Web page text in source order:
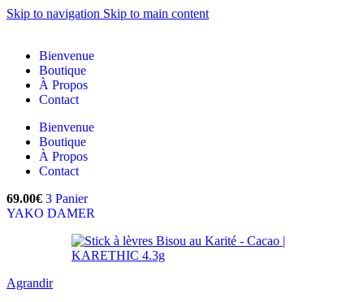
Skip to navigation Skip to main content
Bienvenue
Boutique
À Propos
Contact
Bienvenue
Boutique
À Propos
Contact
69.00€ 3 Panier
YAKO DAMER
Agrandir